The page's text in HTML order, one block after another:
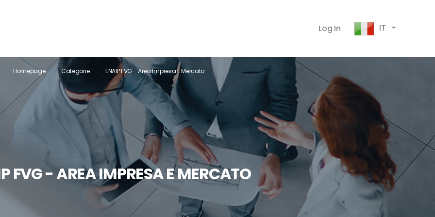
Log In IT
Homepage Categorie ENAIP FVG - Area Impresa E Mercato
FVG - AREA IMPRESA E MERCATO